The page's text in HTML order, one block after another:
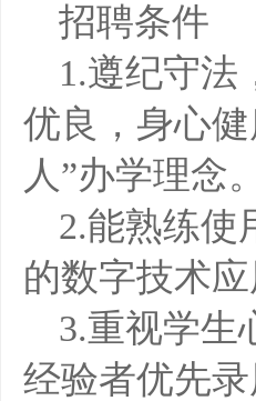
招聘条件
1.遵纪守法
优良，身心
人”办学理念。
2.能熟练使
的数字技术
3.重视学生
经验者优先录